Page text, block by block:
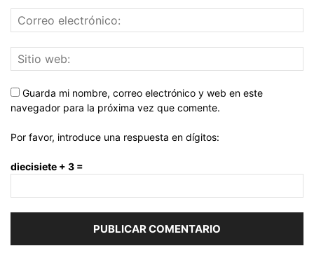
Guarda mi nombre, correo electrónico y web en este
navegador para la próxima vez que comente.
Por favor, introduce una respuesta en dígitos:
diecisiete + 3 =